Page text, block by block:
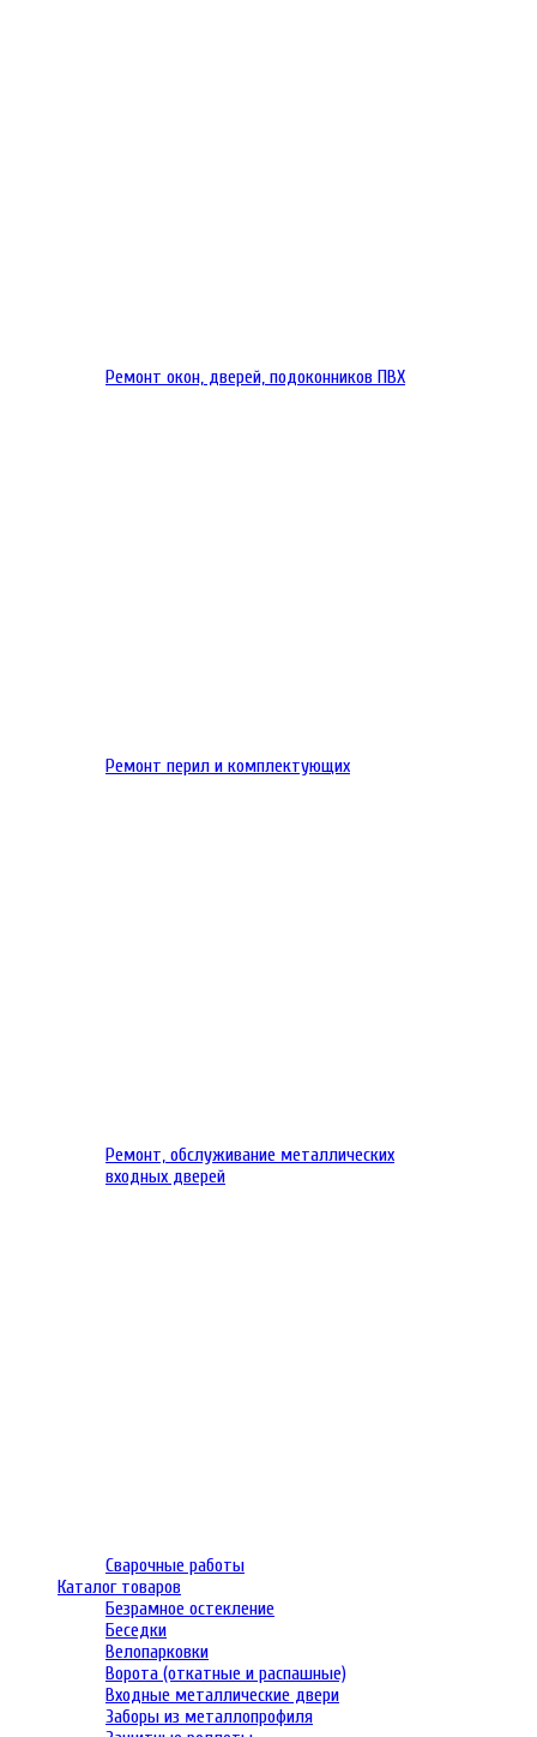
Ремонт окон, дверей, подоконников ПВХ
Ремонт перил и комплектующих
Ремонт, обслуживание металлических
входных дверей
Сварочные работы
Каталог товаров
Безрамное остекление
Беседки
Велопарковки
Ворота (откатные и распашные)
Входные металлические двери
Заборы из металлопрофиля